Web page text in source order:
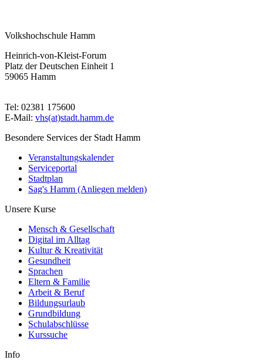
Volkshochschule Hamm
Heinrich-von-Kleist-Forum
Platz der Deutschen Einheit 1
59065 Hamm
Tel: 02381 175600
E-Mail: vhs(at)stadt.hamm.de
Besondere Services der Stadt Hamm
Veranstaltungskalender
Serviceportal
Stadtplan
Sag's Hamm (Anliegen melden)
Unsere Kurse
Mensch & Gesellschaft
Digital im Alltag
Kultur & Kreativität
Gesundheit
Sprachen
Eltern & Familie
Arbeit & Beruf
Bildungsurlaub
Grundbildung
Schulabschlüsse
Kurssuche
Info